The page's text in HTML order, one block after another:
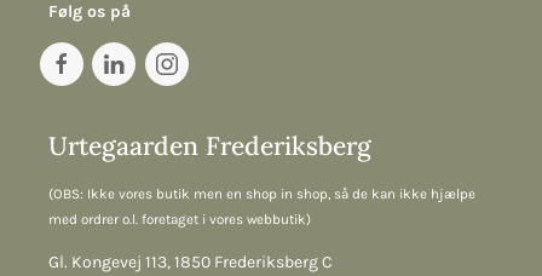
Følg os på
Urtegaarden Frederiksberg
(OBS: Ikke vores butik men en shop in shop, så de kan ikke hjælpe
med ordrer o.l. foretaget i vores webbutik)
Gl. Kongevej 113, 1850 Frederiksberg C